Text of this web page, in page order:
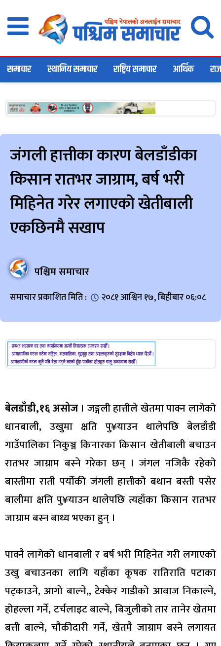
समाचार स्थानिय समाचार राष्ट्रिय समाचार आर्थिक
जंगली हात्तीका कारण बेलडाँडीका
किसान रातभर जाग्राम, बर्ष भरी
मिहिनेत गरेर लगाएको खेतीबाली
एकछिनमै सखाप
पश्चिम समाचार
समाचार प्रकाशित मिति : २०८१ आश्विन १७, बिहीबार ०६:०८
बेलडाँडी,१६ असोज। जङ्गली हात्तीले खेतमा पाक्न लागेको
धानबाली, उखुमा क्षति पु¥याउन थालेपछि बेलडाँडी
गाउँपालिका निकुञ्ज किनारका किसान खेतीबाली बचाउन
रातभर जाग्राम बस्ने गरेका छन् । जंगल नजिकै रहेको
बास्तीमा राती पर्योकी जंगली हात्तीको बथान बस्ती पसेर
बालीमा क्षति पु¥याउन थालेपछि त्यहाँका किसान रातभर
जाग्राम बस्न बाध्य भएका हुन् ।
पाक्नै लागेको धानबाली र बर्ष भरी मिहिनेत गरी लगाएको
उखु बचाउनका लागि यहाँका कृषक रातिराति पटाका
पट्काउने, आगो बाल्ने,, टेक्केर गाडीको आवाज निकाल्ने,
होहल्ला गर्ने, टर्चलाइट बाल्ने, बिजुलीको तार तानेर खेतमा
बत्ती बाल्ने, चौकीदारी गर्ने, खेतमै जाग्राम बस्ने लगायत